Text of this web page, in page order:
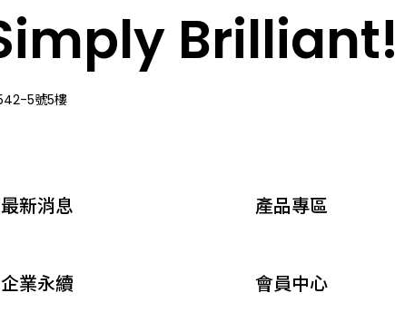
Brilliant!
5號5樓
最新消息 產品專區
企業永續 會員中心